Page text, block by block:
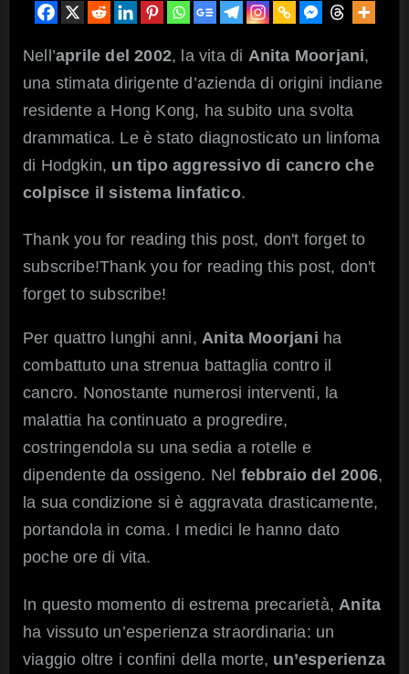
di
pre-
trasformativa
Nell’aprile del 2002, la vita di Anita Moorjani,
una stimata dirigente d’azienda di origini indiane
residente a Hong Kong, ha subito una svolta
drammatica. Le è stato diagnosticato un linfoma
di Hodgkin, un tipo aggressivo di cancro che
colpisce il sistema linfatico.
Thank you for reading this post, don't forget to
subscribe!Thank you for reading this post, don't
forget to subscribe!
Per quattro lunghi anni, Anita Moorjani ha
combattuto una strenua battaglia contro il
cancro. Nonostante numerosi interventi, la
malattia ha continuato a progredire,
costringendola su una sedia a rotelle e
dipendente da ossigeno. Nel febbraio del 2006,
la sua condizione si è aggravata drasticamente,
portandola in coma. I medici le hanno dato
poche ore di vita.
In questo momento di estrema precarietà, Anita
ha vissuto un’esperienza straordinaria: un
viaggio oltre i confini della morte, un’esperienza